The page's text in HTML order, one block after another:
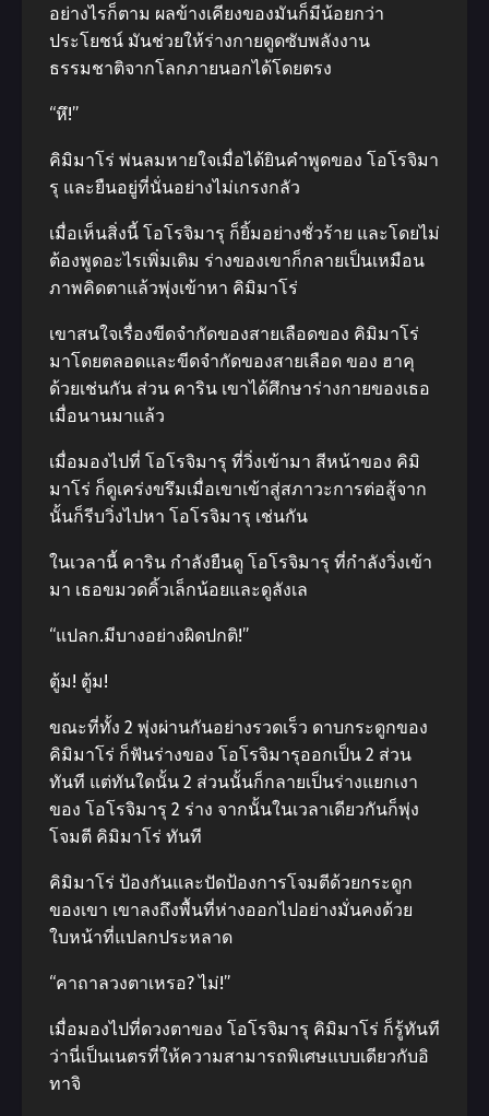
อย่างไรก็ตาม ผลข้างเคียงของมันก็มีน้อยกว่า
ประโยชน์ มันช่วยให้ร่างกายดูดซับพลังงาน
ธรรมชาติจากโลกภายนอกได้โดยตรง
“หึ!”
คิมิมาโร่ พ่นลมหายใจเมื่อได้ยินคําพูดของ โอโรจิมา
รุ และยืนอยู่ที่นั่นอย่างไม่เกรงกลัว
เมื่อเห็นสิ่งนี้ โอโรจิมารุ ก็ยิ้มอย่างชั่วร้าย และโดยไม่
ต้องพูดอะไรเพิ่มเติม ร่างของเขาก็กลายเป็นเหมือน
ภาพคิดตาแล้วพุ่งเข้าหา คิมิมาโร่
เขาสนใจเรื่องขีดจํากัดของสายเลือดของ คิมิมาโร่
มาโดยตลอดและขีดจํากัดของสายเลือด ของ ฮาคุ
ด้วยเช่นกัน ส่วน คาริน เขาได้ศึกษาร่างกายของเธอ
เมื่อนานมาแล้ว
เมื่อมองไปที่ โอโรจิมารุ ที่วิ่งเข้ามา สีหน้าของ คิมิ
มาโร่ ก็ดูเคร่งขรึมเมื่อเขาเข้าสู่สภาวะการต่อสู้จาก
นั้นก็รีบวิ่งไปหา โอโรจิมารุ เช่นกัน
ในเวลานี้ คาริน กําลังยืนดู โอโรจิมารุ ที่กําลังวิ่งเข้า
มา เธอขมวดคิ้วเล็กน้อยและดูลังเล
“แปลก.มีบางอย่างผิดปกติ!”
ตู้ม! ตู้ม!
ขณะที่ทั้ง 2 พุ่งผ่านกันอย่างรวดเร็ว ดาบกระดูกของ
คิมิมาโร่ ก็ฟันร่างของ โอโรจิมารุออกเป็น 2 ส่วน
ทันที แต่ทันใดนั้น 2 ส่วนนั้นก็กลายเป็นร่างแยกเงา
ของ โอโรจิมารุ 2 ร่าง จากนั้นในเวลาเดียวกันก็พุ่ง
โจมตี คิมิมาโร่ ทันที
คิมิมาโร่ ป้องกันและปัดป้องการโจมตีด้วยกระดูก
ของเขา เขาลงถึงพื้นที่ห่างออกไปอย่างมั่นคงด้วย
ใบหน้าที่แปลกประหลาด
“คาถาลวงตาเหรอ? ไม่!”
เมื่อมองไปที่ดวงตาของ โอโรจิมารุ คิมิมาโร่ ก็รู้ทันที
ว่านี่เป็นเนตรที่ให้ความสามารถพิเศษแบบเดียวกับอิ
ทาจิ